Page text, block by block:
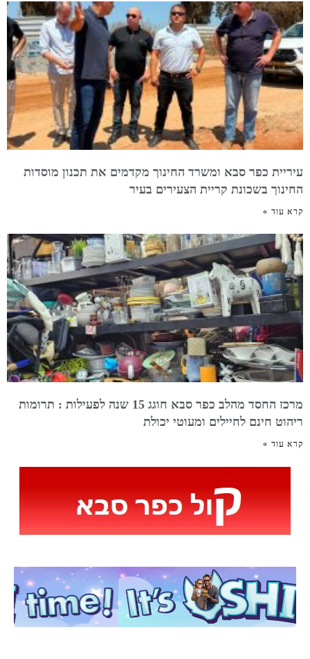
עיריית כפר סבא ומשרד החינוך מקדמים את תכנון מוסדות
החינוך בשכונת קריית הצעירים בעיר
קרא עוד »
מרכז החסד מהלב כפר סבא חוגג 15 שנה לפעילות : תרומות
ריהוט חינם לחיילים ומעוטי יכולת
קרא עוד »